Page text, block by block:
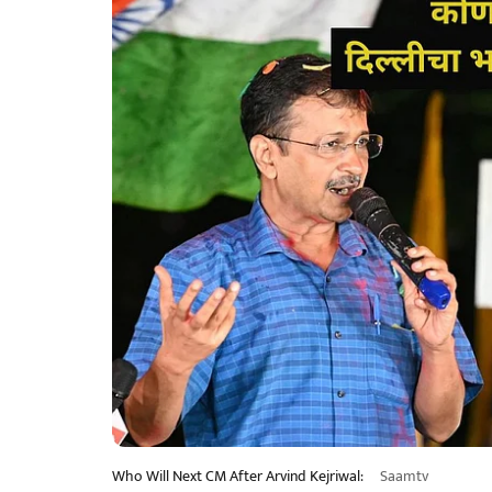
Who Will Next CM After Arvind Kejriwal: Saamtv